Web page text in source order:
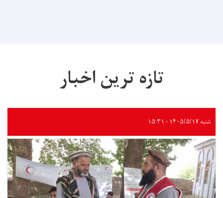
تازه ترین اخبار
شنبه ۱۴۰۵/۵/۱۷ - ۱۵:۳۱